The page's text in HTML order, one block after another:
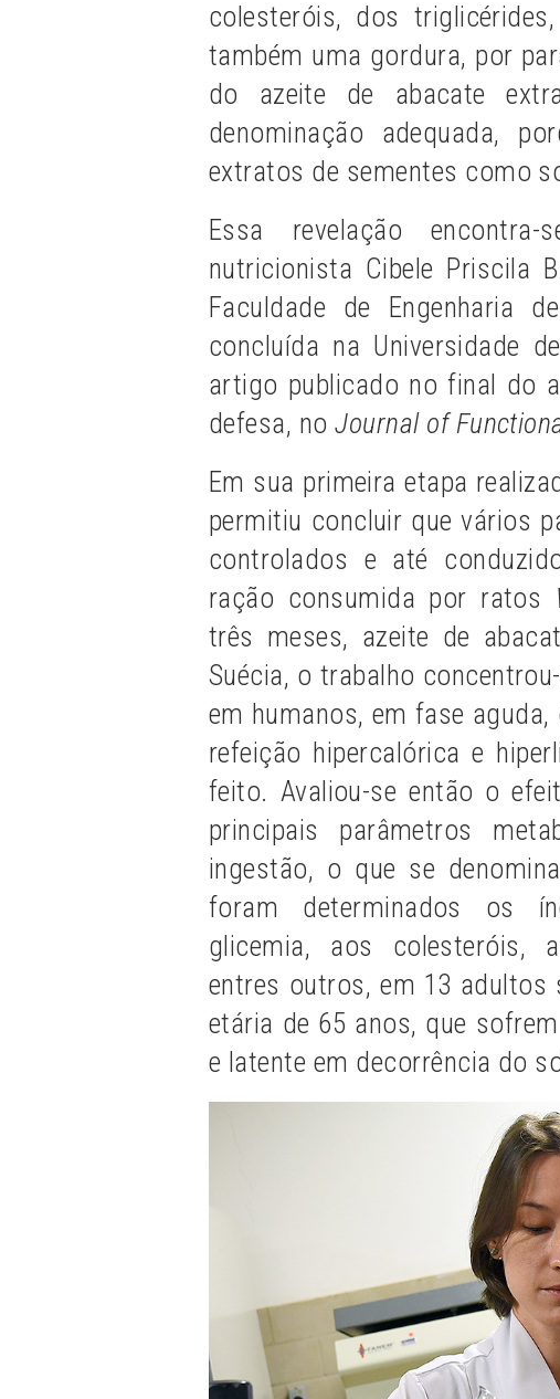
colesteróis, dos
também uma gordura, por
do azeite de abacate
denominação adequada,
extratos de sementes como
Essa revelação
nutricionista Cibele Priscila
Faculdade de Engenharia
concluída na Universidade
artigo publicado no final do
defesa, noJournal of
Em sua primeira etapa
permitiu concluir que vários
controlados e até
ração consumida por ratos
três meses, azeite de
Suécia, o trabalho
em humanos, em fase
refeição hipercalórica e
feito. Avaliou-se então o
principais parâmetros
ingestão, o que se
foram determinados os
glicemia, aos colesteróis,
entres outros, em 13 adultos
etária de 65 anos, que
e latente em decorrência do